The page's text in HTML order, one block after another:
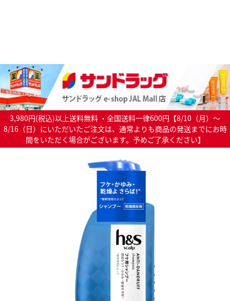
3,980円(税込)以上送料無料 ・全国送料一律600円【8/10（月）～
8/16（日）にいただいたご注文は、通常よりも商品の発送までにお時
間をいただく場合がございます。予めご了承ください】